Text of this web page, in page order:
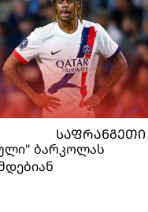
ᲡᲐᲤᲠᲐᲜᲒᲔᲗᲘ
ბარკოლას